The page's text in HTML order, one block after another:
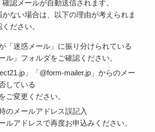
認メールが自動送信されます。
ない場合は、以下の理由が考えられま
ださい。
「迷惑メール」に振り分けられている
ル」フォルダをご確認ください。
」「@form-mailer.jp」からのメー
している
ご変更ください。
のメールアドレス誤記入
ルアドレスで再度お申込みください。